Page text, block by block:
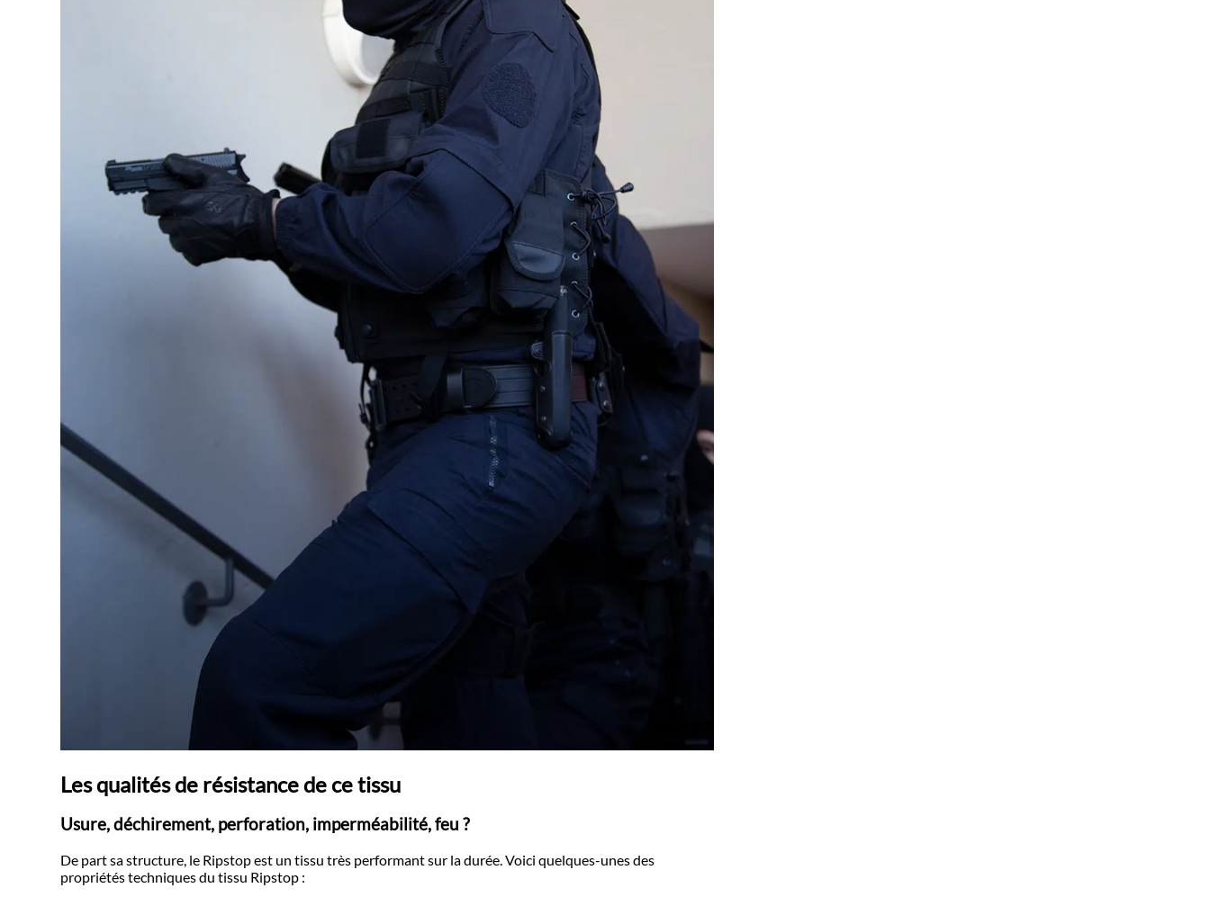
Les qualités de résistance de ce tissu
Usure, déchirement, perforation, imperméabilité, feu ?
De part sa structure, le Ripstop est un tissu très performant sur la durée. Voici quelques-unes des
propriétés techniques du tissu Ripstop :